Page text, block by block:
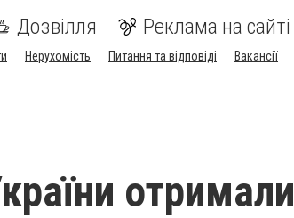
Дозвілля Реклама на сайті
Нерухомість Питання та відповіді Вакансії
отримали